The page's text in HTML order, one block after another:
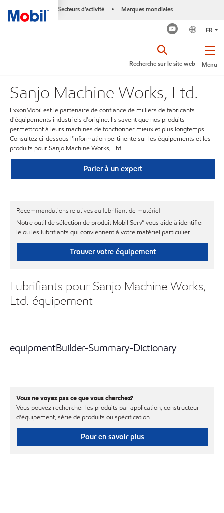
Secteurs d’activité • Marques mondiales
FR
Menu
Recherche sur le site web
Sanjo Machine Works, Ltd.
ExxonMobil est le partenaire de confiance de milliers de fabricants
d'équipements industriels d'origine. Ils savent que nos produits
permettront à leurs machines de fonctionner mieux et plus longtemps.
Consultez ci-dessous l'information pertinente sur les équipements et les
produits pour Sanjo Machine Works, Ltd..
Parler à un expert
Recommandations relatives au lubrifiant de matériel
Notre outil de sélection de produit Mobil Serv℠ vous aide à identifier
le ou les lubrifiants qui conviennent à votre matériel particulier.
Trouver votre équipement
Lubrifiants pour Sanjo Machine Works,
Ltd. équipement
equipmentBuilder-Summary-Dictionary
Vous ne voyez pas ce que vous cherchez?
Vous pouvez rechercher les produits par application, constructeur
d'équipement, série de produits ou spécification.
Pour en savoir plus